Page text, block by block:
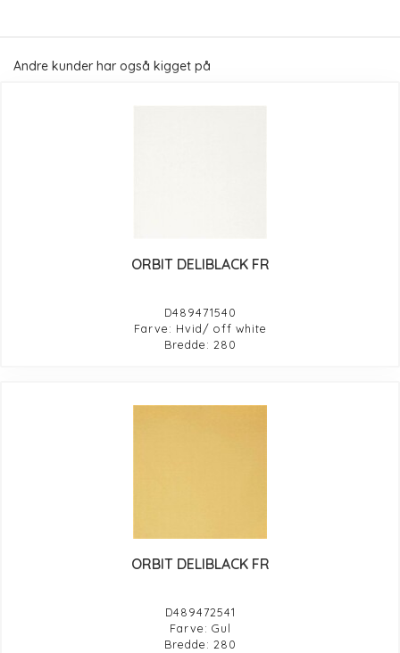
Andre kunder har også kigget på
ORBIT DELIBLACK FR
D489471540
Farve: Hvid/ off white
Bredde: 280
ORBIT DELIBLACK FR
D489472541
Farve: Gul
Bredde: 280